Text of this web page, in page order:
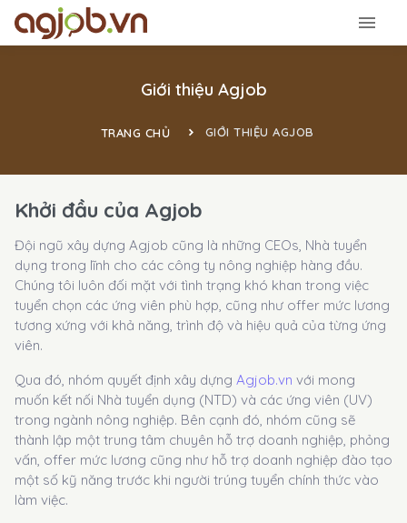
Giới thiệu Agjob
TRANG CHỦ GIỚI THIỆU AGJOB
Khởi đầu của Agjob
Đội ngũ xây dựng Agjob cũng là những CEOs, Nhà tuyển
dụng trong lĩnh cho các công ty nông nghiệp hàng đầu.
Chúng tôi luôn đối mặt với tình trạng khó khan trong việc
tuyển chọn các ứng viên phù hợp, cũng như offer mức lương
tương xứng với khả năng, trình độ và hiệu quả của từng ứng
viên.
Qua đó, nhóm quyết định xây dựng Agjob.vn với mong
muốn kết nối Nhà tuyển dụng (NTD) và các ứng viên (UV)
trong ngành nông nghiệp. Bên cạnh đó, nhóm cũng sẽ
thành lập một trung tâm chuyên hỗ trợ doanh nghiệp, phỏng
vấn, offer mức lương cũng như hỗ trợ doanh nghiệp đào tạo
một số kỹ năng trước khi người trúng tuyển chính thức vào
làm việc.